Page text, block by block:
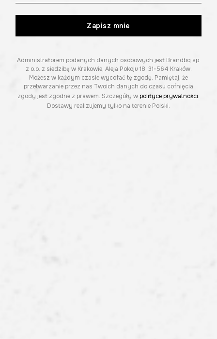
Zapisz mnie
Administratorem podanych danych osobowych jest Brandbq sp.
z o.o. z siedzibą w Krakowie, Aleja Pokoju 18, 31-564 Kraków.
Możesz w każdym czasie wycofać tę zgodę. Pamiętaj, że
przetwarzanie przez nas Twoich danych do czasu cofnięcia
zgody jest zgodne z prawem. Szczegóły wpolityce prywatności.
Dostawy realizujemy tylko na terenie Polski.